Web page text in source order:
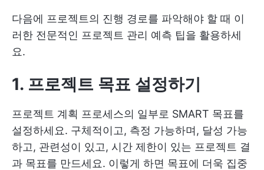
다음에 프로젝트의 진행 경로를 파악해야 할 때 이
러한 전문적인 프로젝트 관리 예측 팁을 활용하세
요.
1. 프로젝트 목표 설정하기
프로젝트 계획 프로세스의 일부로 SMART 목표를
설정하세요. 구체적이고, 측정 가능하며, 달성 가능
하고, 관련성이 있고, 시간 제한이 있는 프로젝트 결
과 목표를 만드세요. 이렇게 하면 목표에 더욱 집중